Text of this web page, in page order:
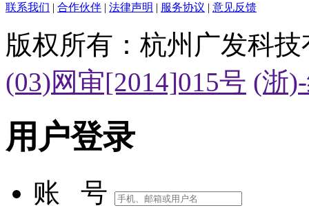
联系我们 | 合作伙伴 | 法律声明 | 服务协议 | 意见反馈
版权所有：杭州广发科
(03)网审[2014]015号 (浙
用户登录
账 号